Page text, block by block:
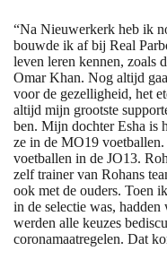
“Na Nieuwerkerk heb ik
bouwde ik af bij Real
leven leren kennen, zoals
Omar Khan. Nog altijd
voor de gezelligheid, het
altijd mijn grootste
ben. Mijn dochter Esha is
ze in de MO19
voetballen in de JO13.
zelf trainer van Rohans
ook met de ouders. Toen
in de selectie was,
werden alle keuzes
coronamaatregelen. Dat